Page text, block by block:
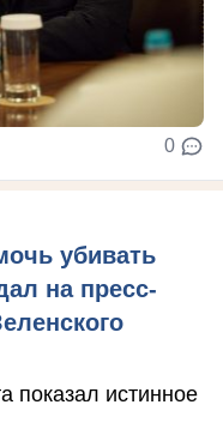
0
убивать
на пресс-
показал истинное